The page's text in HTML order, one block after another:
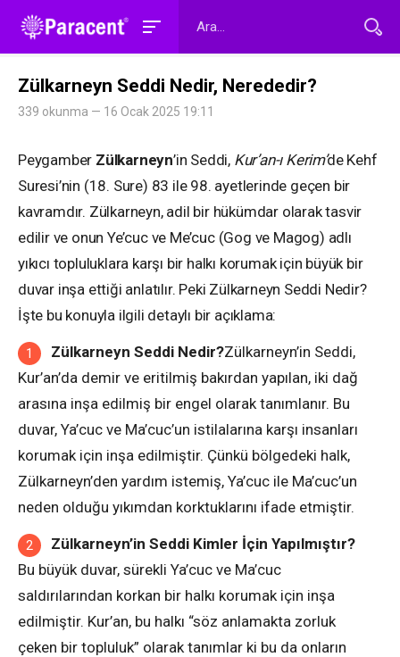
Zülkarneyn Seddi Nedir, Nerededir?
339 okunma — 16 Ocak 2025 19:11
Peygamber Zülkarneyn’in Seddi, Kur’an-ı Kerim’de Kehf
Suresi’nin (18. Sure) 83 ile 98. ayetlerinde geçen bir
kavramdır. Zülkarneyn, adil bir hükümdar olarak tasvir
edilir ve onun Ye’cuc ve Me’cuc (Gog ve Magog) adlı
yıkıcı topluluklara karşı bir halkı korumak için büyük bir
duvar inşa ettiği anlatılır. Peki Zülkarneyn Seddi Nedir?
İşte bu konuyla ilgili detaylı bir açıklama:
Zülkarneyn Seddi Nedir?Zülkarneyn’in Seddi,
Kur’an’da demir ve eritilmiş bakırdan yapılan, iki dağ
arasına inşa edilmiş bir engel olarak tanımlanır. Bu
duvar, Ya’cuc ve Ma’cuc’un istilalarına karşı insanları
korumak için inşa edilmiştir. Çünkü bölgedeki halk,
Zülkarneyn’den yardım istemiş, Ya’cuc ile Ma’cuc’un
neden olduğu yıkımdan korktuklarını ifade etmiştir.
Zülkarneyn’in Seddi Kimler İçin Yapılmıştır?
Bu büyük duvar, sürekli Ya’cuc ve Ma’cuc
saldırılarından korkan bir halkı korumak için inşa
edilmiştir. Kur’an, bu halkı “söz anlamakta zorluk
çeken bir topluluk” olarak tanımlar ki bu da onların